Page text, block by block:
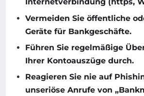
Vermeiden Sie öffentliche
Geräte für Bankgeschäfte.
Führen Sie regelmäßige
Ihrer Kontoauszüge durch.
Reagieren Sie nie auf
unseriöse Anrufe von